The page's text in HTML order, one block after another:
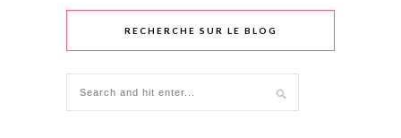
RECHERCHE SUR LE BLOG